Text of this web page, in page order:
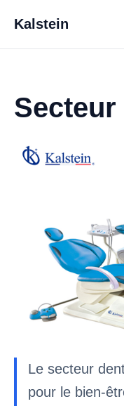
Kalstein
Secteur
Le secteur
pour le bien-